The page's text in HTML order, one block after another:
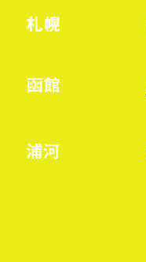
札幌
函館
浦河